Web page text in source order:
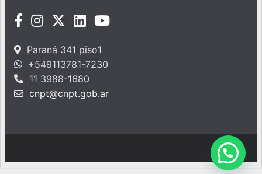
Paraná 341 piso1
+549113781-7230
11 3988-1680
cnpt@cnpt.gob.ar